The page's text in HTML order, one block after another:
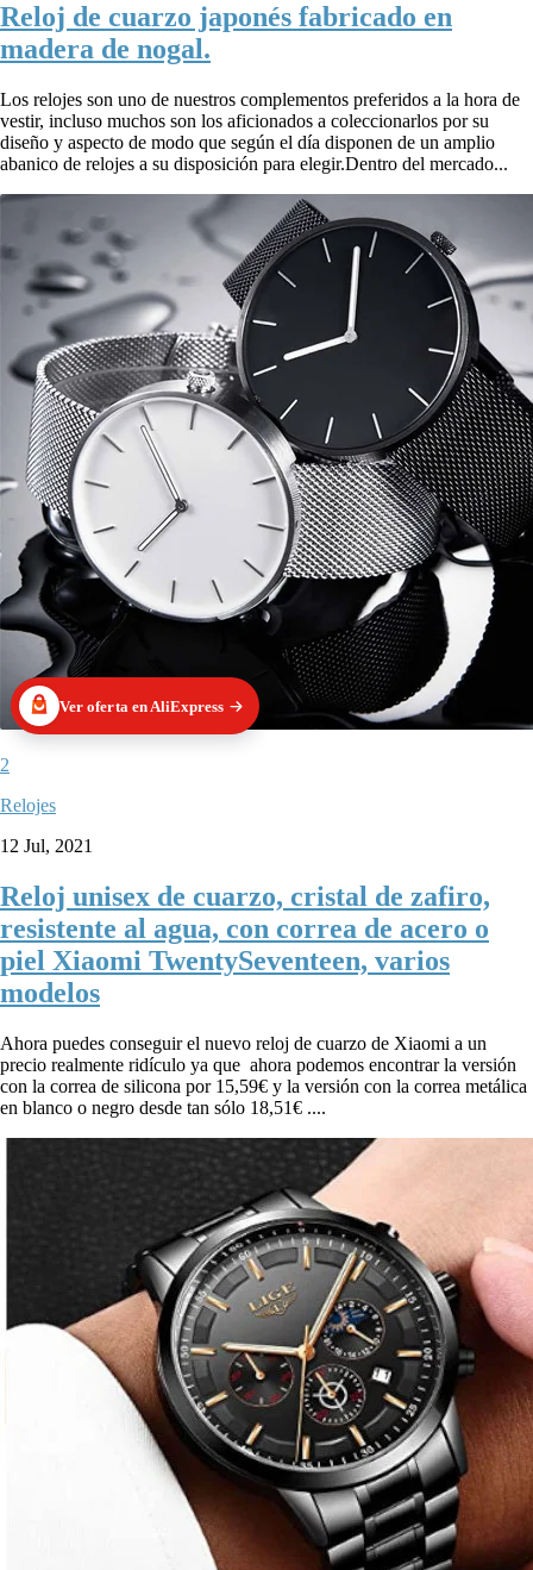
Reloj de cuarzo japonés fabricado en
madera de nogal.
Los relojes son uno de nuestros complementos preferidos a la hora de
vestir, incluso muchos son los aficionados a coleccionarlos por su
diseño y aspecto de modo que según el día disponen de un amplio
abanico de relojes a su disposición para elegir.Dentro del mercado...
Ver oferta en AliExpress
2
Relojes
12 Jul, 2021
Reloj unisex de cuarzo, cristal de zafiro,
resistente al agua, con correa de acero o
piel Xiaomi TwentySeventeen, varios
modelos
Ahora puedes conseguir el nuevo reloj de cuarzo de Xiaomi a un
precio realmente ridículo ya que ahora podemos encontrar la versión
con la correa de silicona por 15,59€ y la versión con la correa metálica
en blanco o negro desde tan sólo 18,51€ ....